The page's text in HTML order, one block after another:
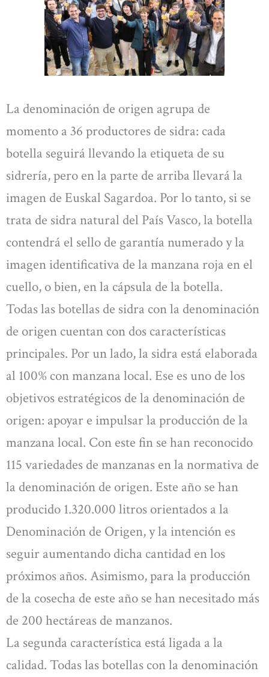
La denominación de origen agrupa de
momento a 36 productores de sidra: cada
botella seguirá llevando la etiqueta de su
sidrería, pero en la parte de arriba llevará la
imagen de Euskal Sagardoa. Por lo tanto, si se
trata de sidra natural del País Vasco, la botella
contendrá el sello de garantía numerado y la
imagen identificativa de la manzana roja en el
cuello, o bien, en la cápsula de la botella.
Todas las botellas de sidra con la denominación
de origen cuentan con dos características
principales. Por un lado, la sidra está elaborada
al 100% con manzana local. Ese es uno de los
objetivos estratégicos de la denominación de
origen: apoyar e impulsar la producción de la
manzana local. Con este fin se han reconocido
115 variedades de manzanas en la normativa de
la denominación de origen. Este año se han
producido 1.320.000 litros orientados a la
Denominación de Origen, y la intención es
seguir aumentando dicha cantidad en los
próximos años. Asimismo, para la producción
de la cosecha de este año se han necesitado más
de 200 hectáreas de manzanos.
La segunda característica está ligada a la
calidad. Todas las botellas con la denominación